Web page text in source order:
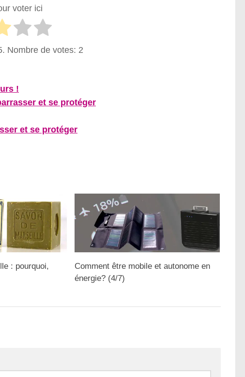
voter ici
Nombre de votes: 2
!
et se protéger
et se protéger
: pourquoi,
Comment être mobile et autonome en
énergie? (4/7)